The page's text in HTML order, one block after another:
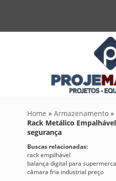
Home » Armazenamento »
Rack Metálico
segurança
Buscas relacionadas:
rack empilhável
balança digital para
câmara fria industrial preço